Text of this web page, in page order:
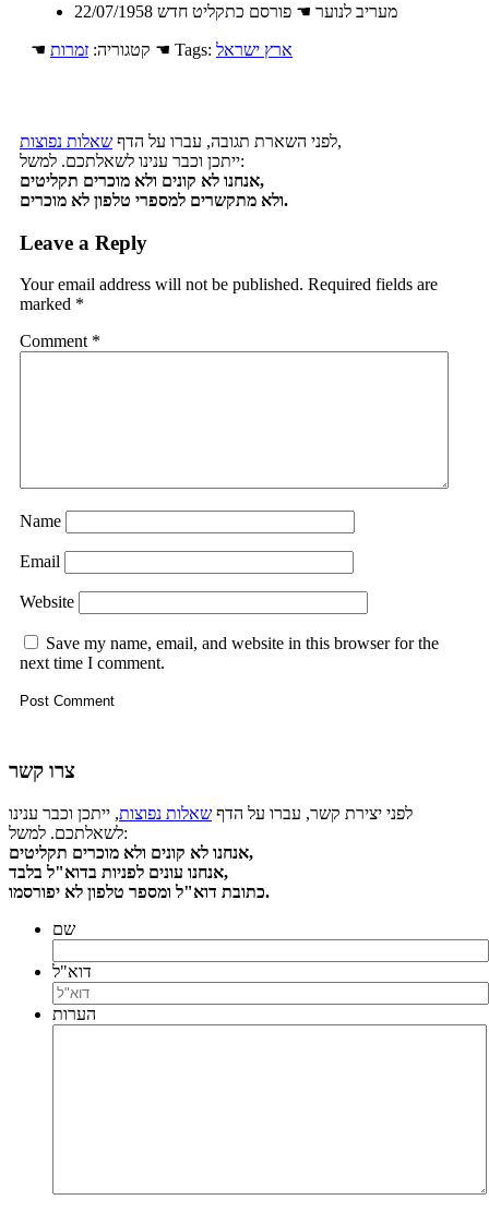
22/07/1958 מעריב לנוער ☚ פורסם כתקליט חדש
☚ קטגוריה: זמרות ☚ Tags: ארץ ישראל
לפני השארת תגובה, עברו על הדף שאלות נפוצות
,
ייתכן וכבר ענינו לשאלתכם. למשל:
אנחנו לא קונים ולא מוכרים תקליטים,
ולא מתקשרים למספרי טלפון לא מוכרים.
Leave a Reply
Your email address will not be published. Required fields are
marked *
Comment *
Name
Email
Website
Save my name, email, and website in this browser for the
next time I comment.
צרו קשר
לפני יצירת קשר, עברו על הדף שאלות נפוצות, ייתכן וכבר ענינו
לשאלתכם. למשל:
אנחנו לא קונים ולא מוכרים תקליטים,
אנחנו עונים לפניות בדוא"ל בלבד,
כתובת דוא"ל ומספר טלפון לא יפורסמו.
שם
דוא"ל
הערות